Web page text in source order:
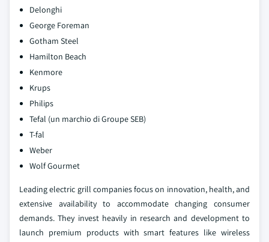
Delonghi
George Foreman
Gotham Steel
Hamilton Beach
Kenmore
Krups
Philips
Tefal (un marchio di Groupe SEB)
T-fal
Weber
Wolf Gourmet
Leading electric grill companies focus on innovation, health, and
extensive availability to accommodate changing consumer
demands. They invest heavily in research and development to
launch premium products with smart features like wireless